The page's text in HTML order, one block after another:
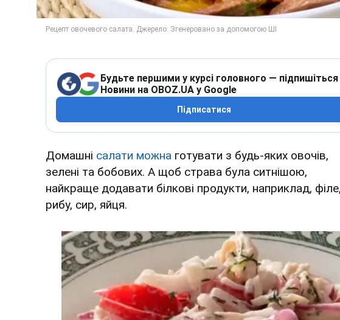
Будьте першими у курсі головного — підпишіться
Новини на OBOZ.UA у Google
Підписатися
Домашні салати можна готувати з будь-яких овочів,
зелені та бобових. А щоб страва була ситнішою,
найкраще додавати білкові продукти, наприклад,
рибу, сир, яйця.